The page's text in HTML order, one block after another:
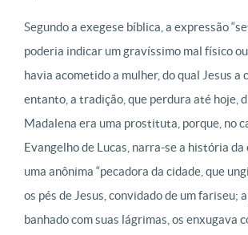
Segundo a exegese bíblica, a expressão
poderia indicar um gravíssimo mal físico
havia acometido a mulher, do qual Jesus a
entanto, a tradição, que perdura até hoje,
Madalena era uma prostituta, porque, no
Evangelho de Lucas, narra-se a história da
uma anônima “pecadora da cidade, que
os pés de Jesus, convidado de um fariseu;
banhado com suas lágrimas, os enxugava